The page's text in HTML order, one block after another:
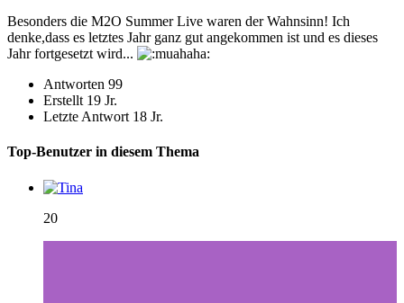
Besonders die M2O Summer Live waren der Wahnsinn! Ich
denke,dass es letztes Jahr ganz gut angekommen ist und es dieses
Jahr fortgesetzt wird...
Antworten 99
Erstellt 19 Jr.
Letzte Antwort 18 Jr.
Top-Benutzer in diesem Thema
20